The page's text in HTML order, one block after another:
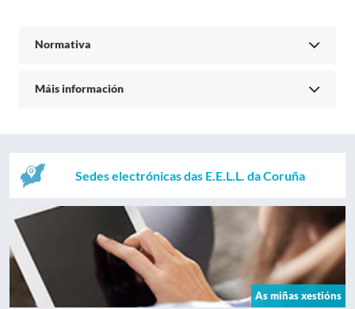
Normativa
Máis información
Sedes electrónicas das E.E.L.L. da Coruña
As miñas xestións